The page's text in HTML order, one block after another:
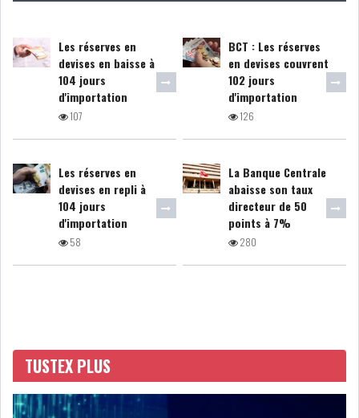
ENGAGEMENT AUPRÈS DES...
COTATION ET ANALYSES
FICHES SOCIÉTÉS
COURS DU JOUR
ANALYSE QUOTIDIENNE
ZOOM ENTREPRISE
HISTORIQUE DES ZOOMS
Les réserves en
devises en baisse à
104 jours
d'importation
107
BCT : Les réserves
en devises couvrent
102 jours
d'importation
126
Les réserves en
devises en repli à
104 jours
d'importation
58
La Banque Centrale
abaisse son taux
directeur de 50
points à 7%
280
TUSTEX PLUS